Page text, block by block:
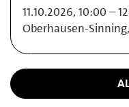
11.10.2026, 10:00 –
Oberhausen-